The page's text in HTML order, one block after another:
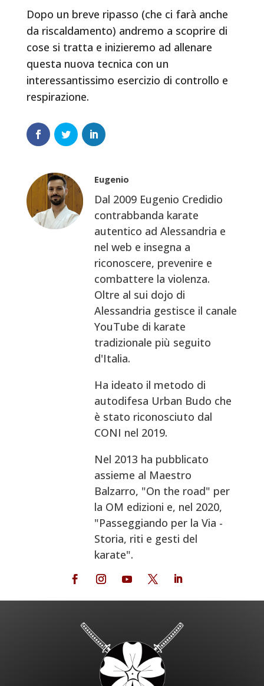
Dopo un breve ripasso (che ci farà anche
da riscaldamento) andremo a scoprire di
cose si tratta e inizieremo ad allenare
questa nuova tecnica con un
interessantissimo esercizio di controllo e
respirazione.
Eugenio
Dal 2009 Eugenio Credidio
contrabbanda karate
autentico ad Alessandria e
nel web e insegna a
riconoscere, prevenire e
combattere la violenza.
Oltre al sui dojo di
Alessandria gestisce il canale
YouTube di karate
tradizionale più seguito
d'Italia.
Ha ideato il metodo di
autodifesa Urban Budo che
è stato riconosciuto dal
CONI nel 2019.
Nel 2013 ha pubblicato
assieme al Maestro
Balzarro, "On the road" per
la OM edizioni e, nel 2020,
"Passeggiando per la Via -
Storia, riti e gesti del
karate".